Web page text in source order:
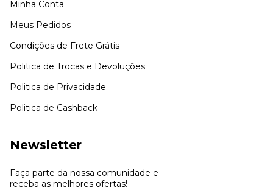
Minha Conta
Meus Pedidos
Condições de Frete Grátis
Politica de Trocas e Devoluções
Politica de Privacidade
Politica de Cashback
Newsletter
Faça parte da nossa comunidade e
receba as melhores ofertas!